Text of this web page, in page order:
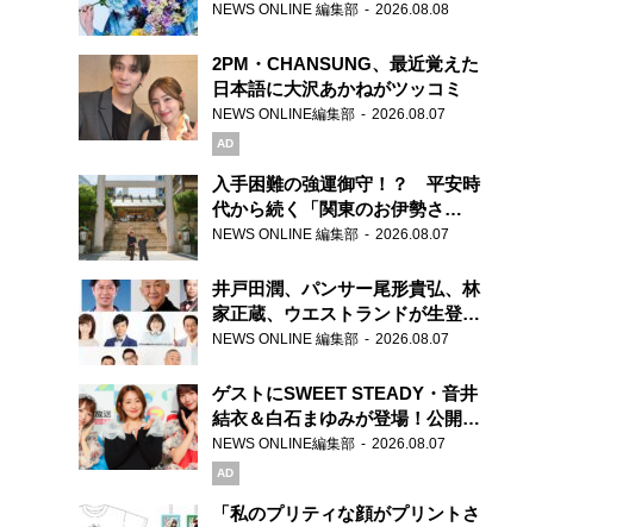
NEWS ONLINE 編集部 2026.08.08
2PM・CHANSUNG、最近覚えた
日本語に大沢あかねがツッコミ
NEWS ONLINE編集部 2026.08.07
AD
入手困難の強運御守！？ 平安時
代から続く「関東のお伊勢さ
ま」、芝大神宮にてランパンプス
NEWS ONLINE 編集部 2026.08.07
井戸田潤、パンサー尾形貴弘、林
家正蔵、ウエストランドが生登
場！『ラジオビバリー昼ズ』
NEWS ONLINE 編集部 2026.08.07
ゲストにSWEET STEADY・音井
結衣＆白石まゆみが登場！公開収
録で素顔全開！
NEWS ONLINE編集部 2026.08.07
AD
「私のプリティな顔がプリントさ